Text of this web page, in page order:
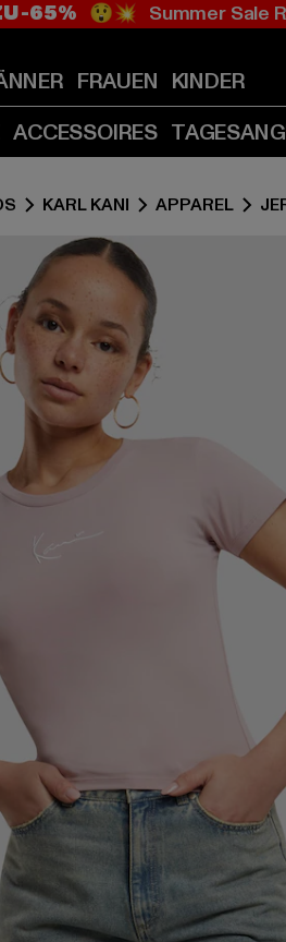
-65% 😲💥 Summer Sale
FRAUEN KINDER
ACCESSOIRES
KARL KANI APPAREL